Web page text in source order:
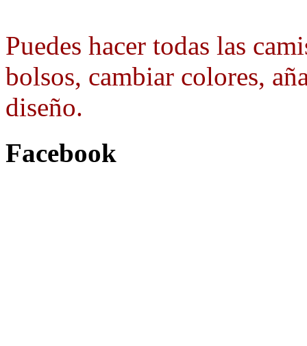
Puedes hacer todas las
bolsos, cambiar colores,
diseño.
Facebook